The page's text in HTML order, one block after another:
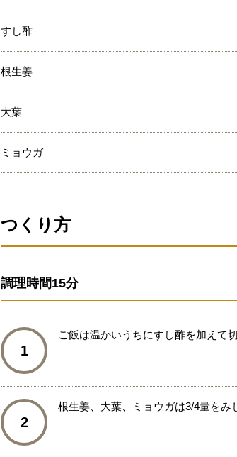
すし酢
根生姜
大葉
ミョウガ
つくり方
調理時間15分
1
ご飯は温かいうちにすし酢を加えて
2
根生姜、大葉、ミョウガは3/4量をみ